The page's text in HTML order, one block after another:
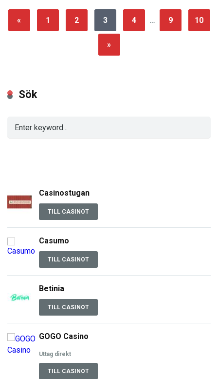
« 1 2 3 4 … 9 10
»
Sök
Casinostugan
TILL CASINOT
Casumo
TILL CASINOT
Betinia
TILL CASINOT
GOGO Casino
Uttag direkt
TILL CASINOT